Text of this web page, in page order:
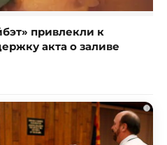
привлекли к
акта о заливе
i